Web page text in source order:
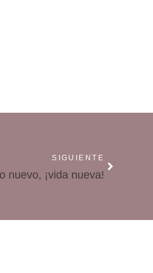
SIGUIENTE
nuevo, ¡vida nueva!